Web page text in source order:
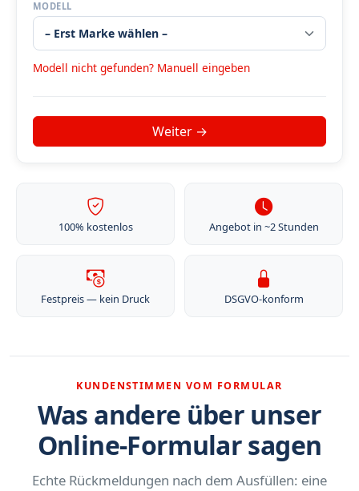
MODELL
Modell nicht gefunden? Manuell eingeben
100% kostenlos Angebot in ~2 Stunden
Festpreis — kein Druck DSGVO-konform
KUNDENSTIMMEN VOM FORMULAR
Was andere über unser
Online-Formular sagen
Echte Rückmeldungen nach dem Ausfüllen: eine